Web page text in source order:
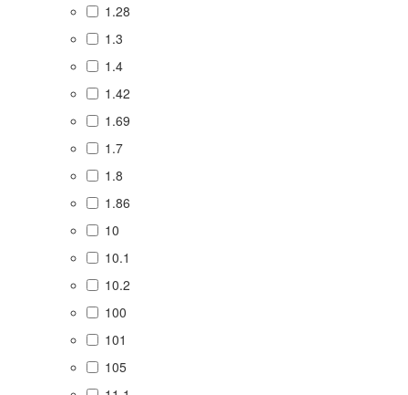
1.28
1.3
1.4
1.42
1.69
1.7
1.8
1.86
10
10.1
10.2
100
101
105